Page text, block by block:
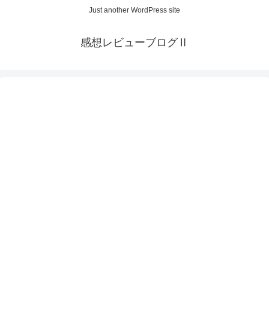
Just another WordPress site
感想レビューブログⅡ